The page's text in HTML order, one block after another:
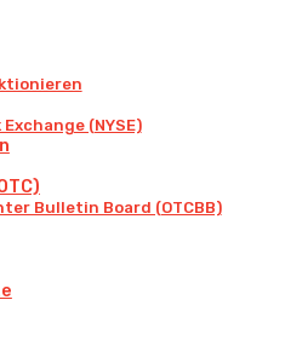
(NYSE)
Bulletin Board (OTCBB)